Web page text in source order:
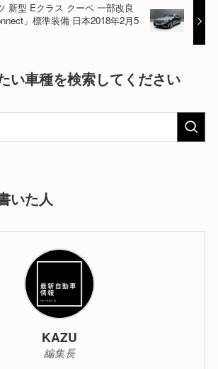
新型 Eクラス クーペ 一部改良
」標準装備 日本2018年2月5
い車種を検索してください
いた人
KAZU
編集長